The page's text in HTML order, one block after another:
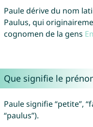
Paule dérive du nom
Paulus, qui
cognomen de la gens
Que signifie le
Paule signifie “petite”,
“paulus”).